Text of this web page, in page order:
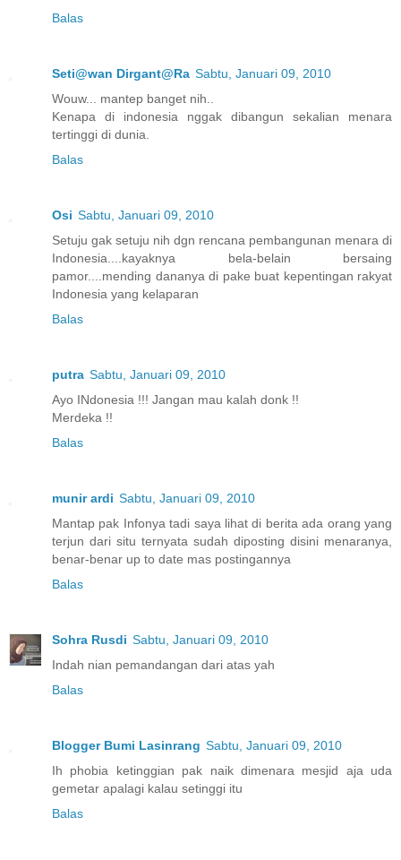
Balas
Seti@wan Dirgant@Ra Sabtu, Januari 09, 2010
Wouw... mantep banget nih..
Kenapa di indonesia nggak dibangun sekalian menara
tertinggi di dunia.
Balas
Osi Sabtu, Januari 09, 2010
Setuju gak setuju nih dgn rencana pembangunan menara di
Indonesia....kayaknya bela-belain bersaing
pamor....mending dananya di pake buat kepentingan rakyat
Indonesia yang kelaparan
Balas
putra Sabtu, Januari 09, 2010
Ayo INdonesia !!! Jangan mau kalah donk !!
Merdeka !!
Balas
munir ardi Sabtu, Januari 09, 2010
Mantap pak Infonya tadi saya lihat di berita ada orang yang
terjun dari situ ternyata sudah diposting disini menaranya,
benar-benar up to date mas postingannya
Balas
Sohra Rusdi Sabtu, Januari 09, 2010
Indah nian pemandangan dari atas yah
Balas
Blogger Bumi Lasinrang Sabtu, Januari 09, 2010
Ih phobia ketinggian pak naik dimenara mesjid aja uda
gemetar apalagi kalau setinggi itu
Balas